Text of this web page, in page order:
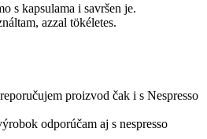
s kapsulama i savršen je.
azzal tökéletes.
proizvod čak i s Nespresso
odporúčam aj s nespresso